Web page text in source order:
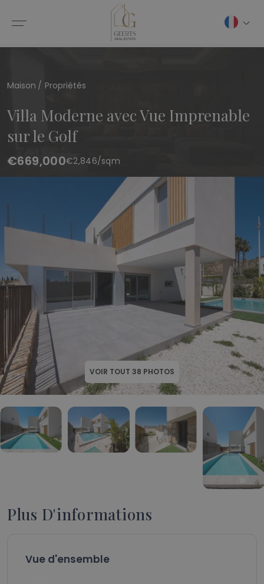
Maison Propriétés
Villa Moderne avec Vue Imprenable
sur le Golf
€669,000€2,846/sqm
VOIR TOUT 38 PHOTOS
Plus D'informations
Vue d'ensemble